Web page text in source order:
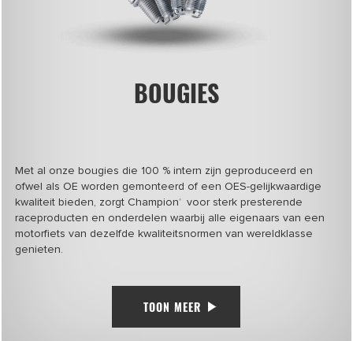
BOUGIES
Met al onze bougies die 100 % intern zijn geproduceerd en
ofwel als OE worden gemonteerd of een OES-gelijkwaardige
kwaliteit bieden, zorgt Champion®
voor sterk presterende
raceproducten en onderdelen waarbij alle eigenaars van een
motorfiets van dezelfde kwaliteitsnormen van wereldklasse
genieten.
TOON MEER